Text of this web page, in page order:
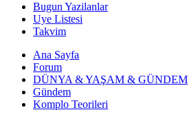
Bugun Yazilanlar
Uye Listesi
Takvim
Ana Sayfa
Forum
DÜNYA & YAŞAM & GÜNDEM
Gündem
Komplo Teorileri